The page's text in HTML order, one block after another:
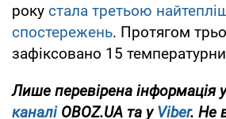
року стала третьою
спостережень. Протягом
зафіксовано 15
Лише перевірена інформація
каналіOBOZ.UA та уViber. Не